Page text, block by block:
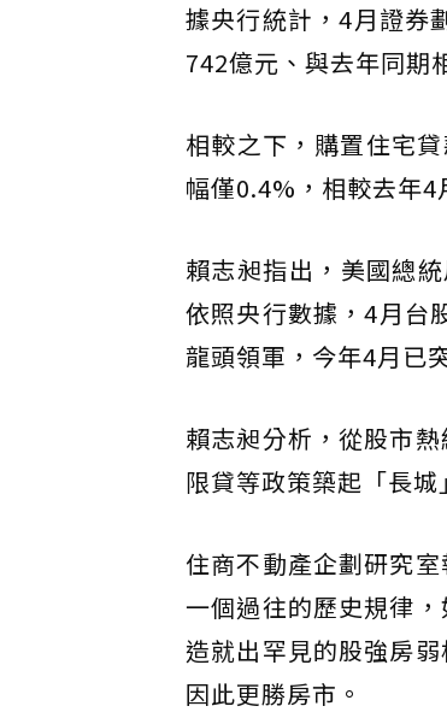
據央行統計，4月證券
742億元、與去年同期
相較之下，購置住宅
幅僅0.4%，相較去年4
賴志昶指出，美國總
依照央行數據，4月台
龍頭領軍，今年4月已
賴志昶分析，從股市
限貸等政策築起「長
住商不動產企劃研究
一個過往的歷史規律
造就出罕見的股強房
因此更勝房市。